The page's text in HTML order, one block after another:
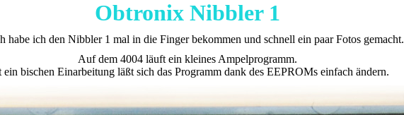
Obtronix Nibbler 1
habe ich den Nibbler 1 mal in die Finger bekommen und schnell ein paar Fotos gemacht.
Auf dem 4004 läuft ein kleines Ampelprogramm.
bischen Einarbeitung läßt sich das Programm dank des EEPROMs einfach ändern.